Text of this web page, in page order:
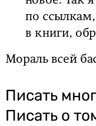
по ссылкам,
в книги,
Мораль всей
Писать
Писать о